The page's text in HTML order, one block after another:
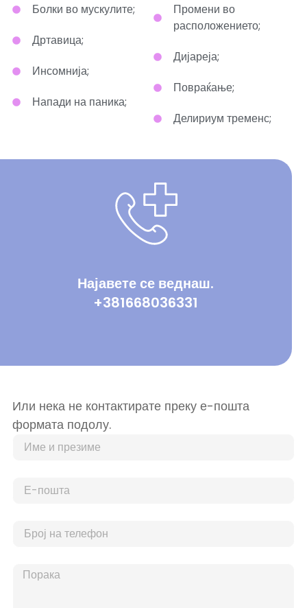
Болки во мускулите;
Дртавица;
Инсомнија;
Напади на паника;
Промени во
расположението;
Дијареја;
Повраќање;
Делириум тременс;
Најавете се веднаш.
+381668036331
Или нека не контактирате преку е-пошта
формата подолу.